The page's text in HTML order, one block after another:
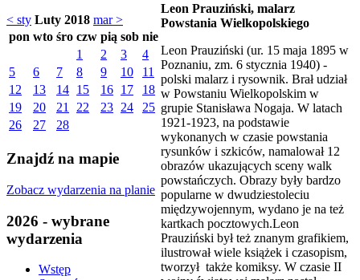
< sty Luty 2018 mar >
pon wto śro czw pią sob nie
1
2 3
4
5
6 7 8 9 10
11
12
13 14 15 16 17
18
19
20 21 22 23 24
25
26
27 28
Znajdź na mapie
Zobacz wydarzenia na planie
2026 - wybrane
wydarzenia
Wstęp
Leon Prauziński, malarz
Powstania Wielkopolskiego
Leon Prauziński (ur. 15 maja 1895 w
Poznaniu, zm. 6 stycznia 1940) -
polski malarz i rysownik. Brał udział
w Powstaniu Wielkopolskim w
grupie Stanisława Nogaja. W latach
1921-1923, na podstawie
wykonanych w czasie powstania
rysunków i szkiców, namalował 12
obrazów ukazujących sceny walk
powstańczych. Obrazy były bardzo
popularne w dwudziestoleciu
międzywojennym, wydano je na też
kartkach pocztowych.Leon
Prauziński był też znanym grafikiem,
ilustrował wiele książek i czasopism,
tworzył także komiksy. W czasie II